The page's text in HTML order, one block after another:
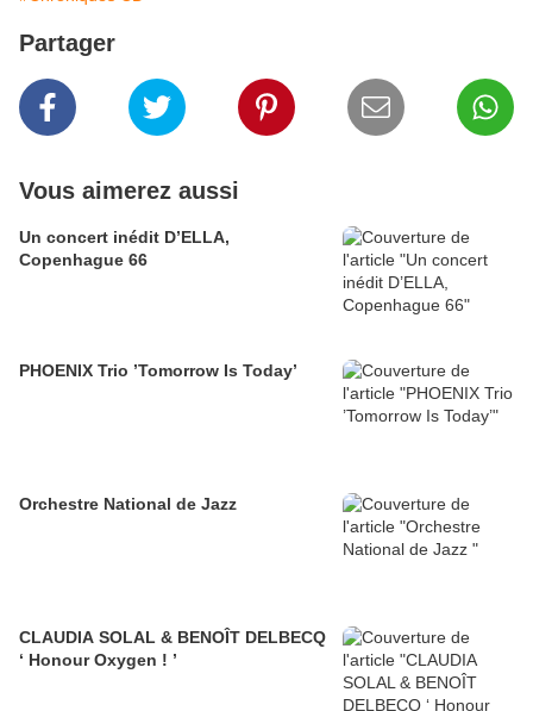
Partager
Vous aimerez aussi
Un concert inédit D’ELLA,
Copenhague 66
PHOENIX Trio ’Tomorrow Is Today’
Orchestre National de Jazz
CLAUDIA SOLAL & BENOÎT DELBECQ
‘ Honour Oxygen ! ’